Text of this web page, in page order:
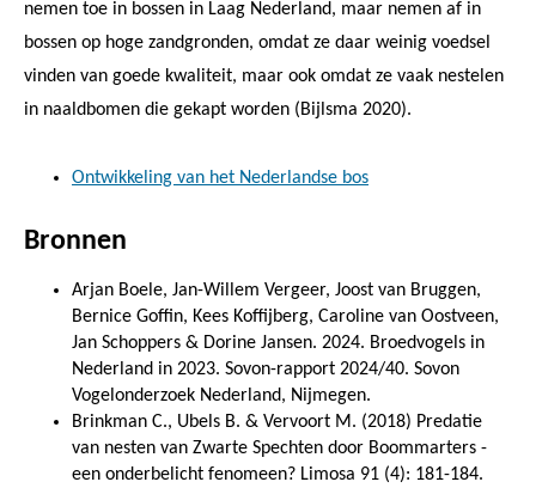
nemen toe in bossen in Laag Nederland, maar nemen af in
bossen op hoge zandgronden, omdat ze daar weinig voedsel
vinden van goede kwaliteit, maar ook omdat ze vaak nestelen
in naaldbomen die gekapt worden (Bijlsma 2020).
Ontwikkeling van het Nederlandse bos
Bronnen
Arjan Boele, Jan-Willem Vergeer, Joost van Bruggen,
Bernice Goffin, Kees Koffijberg, Caroline van Oostveen,
Jan Schoppers & Dorine Jansen. 2024. Broedvogels in
Nederland in 2023. Sovon-rapport 2024/40. Sovon
Vogelonderzoek Nederland, Nijmegen.
Brinkman C., Ubels B. & Vervoort M. (2018) Predatie
van nesten van Zwarte Spechten door Boommarters -
een onderbelicht fenomeen? Limosa 91 (4): 181-184.